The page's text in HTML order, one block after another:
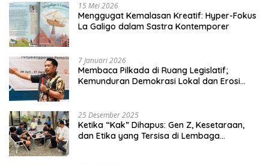
15 Mei 2026
Menggugat Kemalasan Kreatif: Hyper-Fokus
La Galigo dalam Sastra Kontemporer
7 Januari 2026
Membaca Pilkada di Ruang Legislatif;
Kemunduran Demokrasi Lokal dan Erosi
25 Desember 2025
Ketika “Kak” Dihapus: Gen Z, Kesetaraan,
dan Etika yang Tersisa di Lembaga